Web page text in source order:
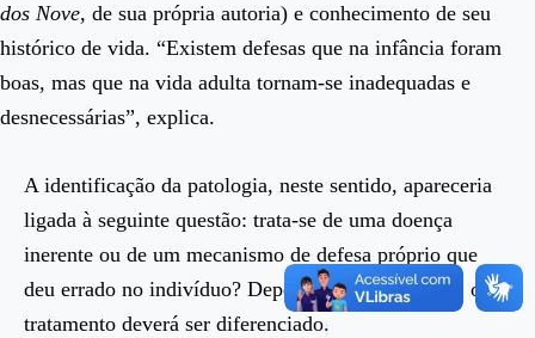
dos Nove, de sua própria autoria) e conhecimento de seu
histórico de vida. “Existem defesas que na infância foram
boas, mas que na vida adulta tornam-se inadequadas e
desnecessárias”, explica.
A identificação da patologia, neste sentido, apareceria
ligada à seguinte questão: trata-se de uma doença
inerente ou de um mecanismo de defesa próprio que
deu errado no indivíduo? Dependendo da resposta, o
tratamento deverá ser diferenciado.